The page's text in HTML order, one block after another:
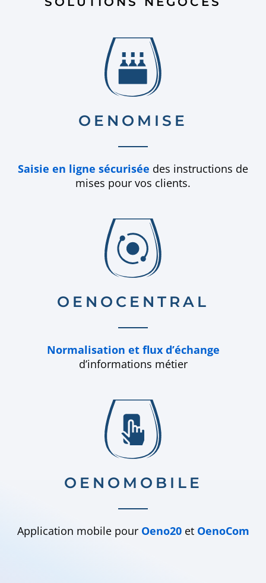
OENOMISE
Saisie en ligne sécurisée des instructions de
mises pour vos clients.
OENOCENTRAL
Normalisation et flux d’échange
d’informations métier
OENOMOBILE
Application mobile pour Oeno20et OenoCom